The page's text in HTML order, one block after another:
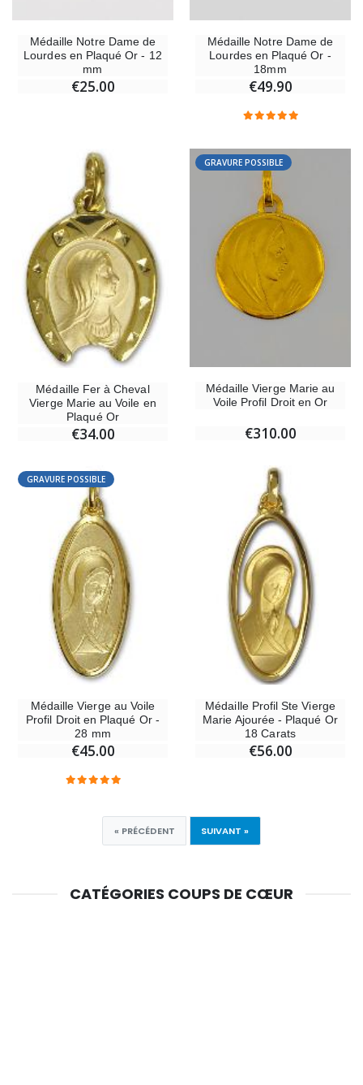
Médaille Notre Dame de
Lourdes en Plaqué Or - 12
mm
€25.00
Médaille Notre Dame de
Lourdes en Plaqué Or -
18mm
€49.90
Médaille Fer à Cheval
Vierge Marie au Voile en
Plaqué Or
€34.00
GRAVURE POSSIBLE
Médaille Vierge Marie au
Voile Profil Droit en Or
€310.00
GRAVURE POSSIBLE
Médaille Vierge au Voile
Profil Droit en Plaqué Or -
28 mm
€45.00
Médaille Profil Ste Vierge
Marie Ajourée - Plaqué Or
18 Carats
€56.00
« PRÉCÉDENT SUIVANT »
CATÉGORIES COUPS DE CŒUR